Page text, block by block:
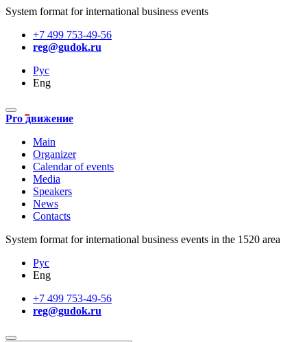
System format for international business events
+7 499 753-49-56
reg@gudok.ru
Рус
Eng
Pro движение
Main
Organizer
Calendar of events
Media
Speakers
News
Contacts
System format for international business events in the 1520 area
Рус
Eng
+7 499 753-49-56
reg@gudok.ru